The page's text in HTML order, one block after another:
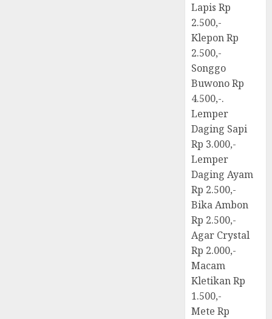
Lapis Rp
2.500,-
Klepon Rp
2.500,-
Songgo
Buwono Rp
4.500,-.
Lemper
Daging Sapi
Rp 3.000,-
Lemper
Daging Ayam
Rp 2.500,-
Bika Ambon
Rp 2.500,-
Agar Crystal
Rp 2.000,-
Macam
Kletikan Rp
1.500,-
Mete Rp